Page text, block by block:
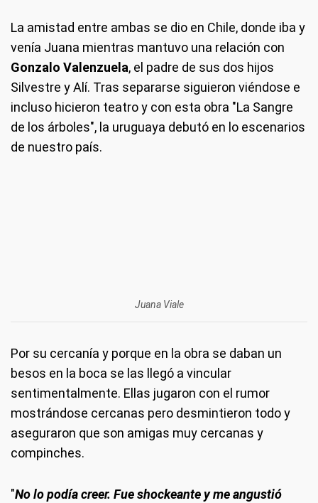
La amistad entre ambas se dio en Chile, donde iba y
venía Juana mientras mantuvo una relación con
Gonzalo Valenzuela, el padre de sus dos hijos
Silvestre y Alí. Tras separarse siguieron viéndose e
incluso hicieron teatro y con esta obra "La Sangre
de los árboles", la uruguaya debutó en lo escenarios
de nuestro país.
Juana Viale
Por su cercanía y porque en la obra se daban un
besos en la boca se las llegó a vincular
sentimentalmente. Ellas jugaron con el rumor
mostrándose cercanas pero desmintieron todo y
aseguraron que son amigas muy cercanas y
compinches.
"No lo podía creer. Fue shockeante y me angustió